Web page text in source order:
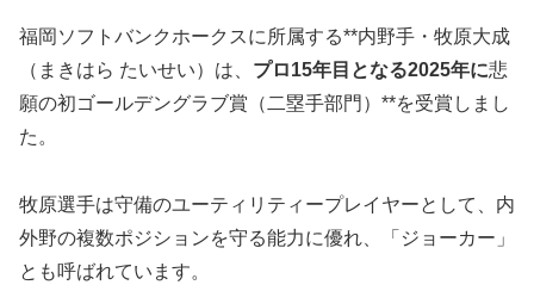
福岡ソフトバンクホークスに所属する**内野手・牧原大成
（まきはら たいせい）は、 プロ15年目となる2025年に悲
願の初ゴールデングラブ賞（二塁手部門）**を受賞しまし
た。
牧原選手は守備のユーティリティープレイヤーとして、内
外野の複数ポジションを守る能力に優れ、「ジョーカー」
とも呼ばれています。